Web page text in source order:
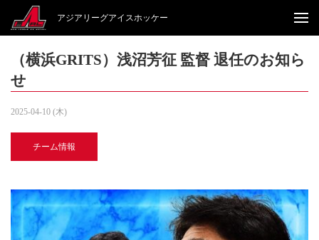
アジアリーグアイスホッケー
（横浜GRITS）浅沼芳征 監督 退任のお知ら
せ
2025-04-10 (木)
チーム情報